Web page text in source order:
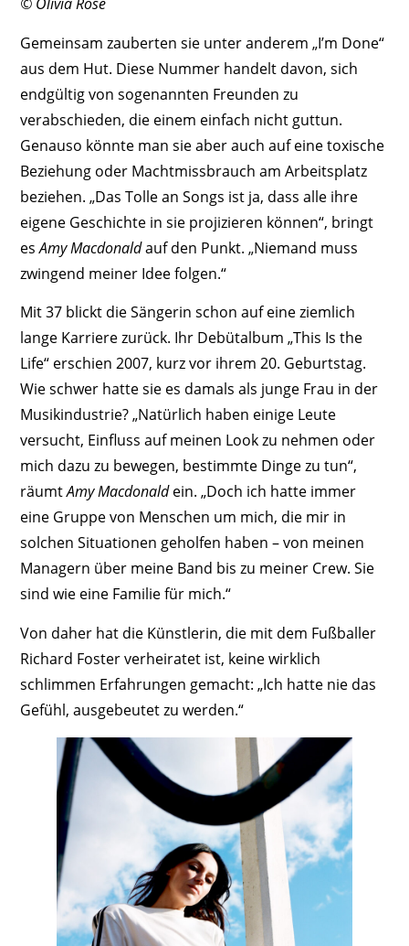
Gemeinsam zauberten sie unter anderem „I’m Done“
aus dem Hut. Diese Nummer handelt davon, sich
endgültig von sogenannten Freunden zu
verabschieden, die einem einfach nicht guttun.
Genauso könnte man sie aber auch auf eine toxische
Beziehung oder Machtmissbrauch am Arbeitsplatz
beziehen. „Das Tolle an Songs ist ja, dass alle ihre
eigene Geschichte in sie projizieren können“, bringt
esAmy Macdonaldauf den Punkt. „Niemand muss
zwingend meiner Idee folgen.“
Mit 37 blickt die Sängerin schon auf eine ziemlich
lange Karriere zurück. Ihr Debütalbum „This Is the
Life“ erschien 2007, kurz vor ihrem 20. Geburtstag.
Wie schwer hatte sie es damals als junge Frau in der
Musikindustrie? „Natürlich haben einige Leute
versucht, Einfluss auf meinen Look zu nehmen oder
mich dazu zu bewegen, bestimmte Dinge zu tun“,
räumtAmy Macdonaldein. „Doch ich hatte immer
eine Gruppe von Menschen um mich, die mir in
solchen Situationen geholfen haben – von meinen
Managern über meine Band bis zu meiner Crew. Sie
sind wie eine Familie für mich.“
Von daher hat die Künstlerin, die mit dem Fußballer
Richard Foster verheiratet ist, keine wirklich
schlimmen Erfahrungen gemacht: „Ich hatte nie das
Gefühl, ausgebeutet zu werden.“